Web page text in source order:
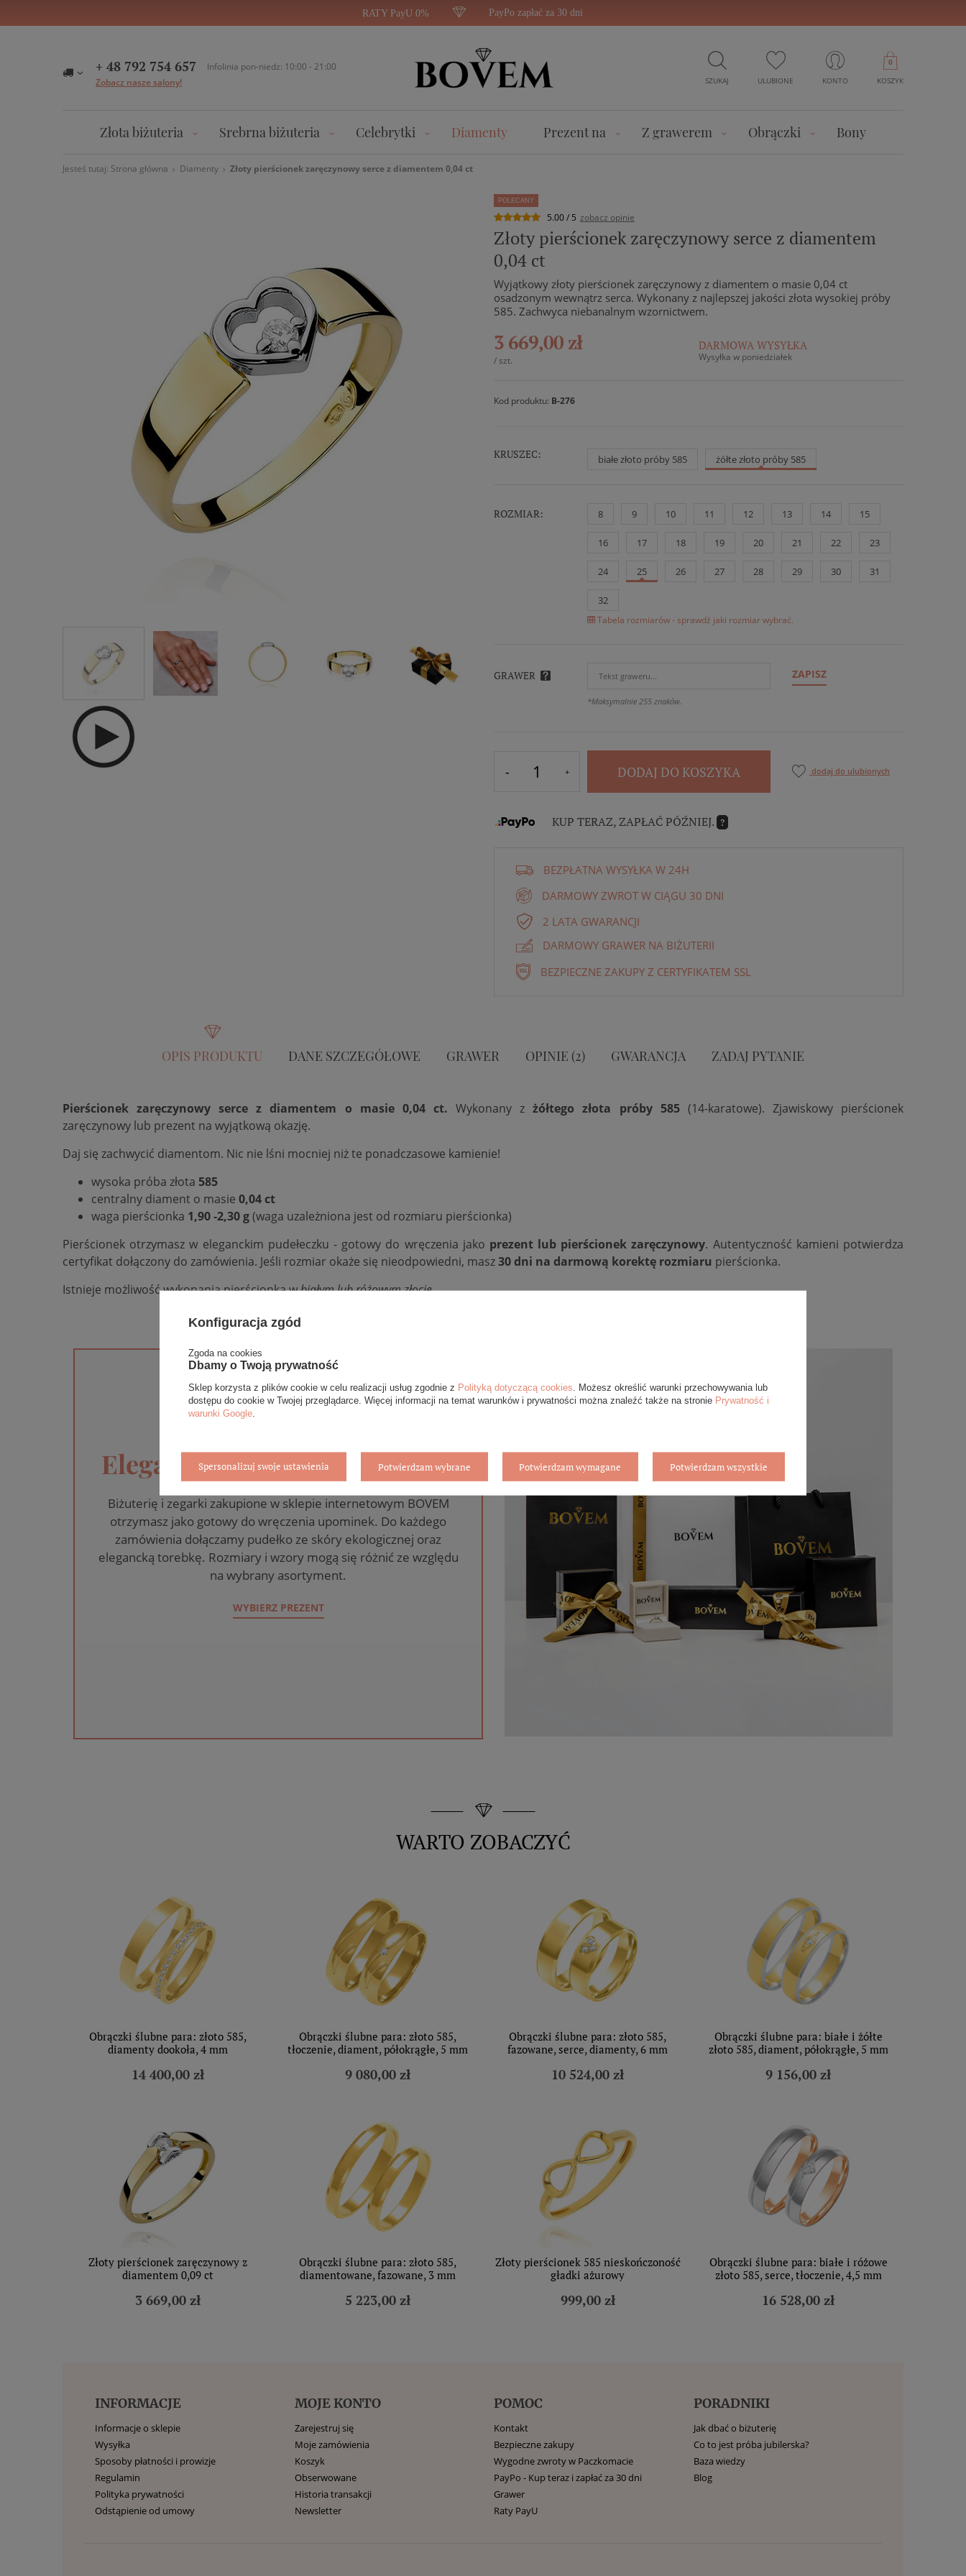
RATY PayU 0% PayPo zapłać za 30 dni
+ 48 792 754 657
Infolinia pon-niedz: 10:00 - 21:00
Zobacz nasze salony!
SZUKAJ ULUBIONE KONTO KOSZYK
0
Złota biżuteria Srebrna biżuteria Celebrytki Diamenty Prezent na Z grawerem Obrączki Bony
Jesteś tutaj: Strona główna Diamenty Złoty pierścionek zaręczynowy serce z diamentem 0,04 ct
POLECANY
5.00 / 5 zobacz opinie
Złoty pierścionek zaręczynowy serce z diamentem
0,04 ct
Wyjątkowy złoty pierścionek zaręczynowy z diamentem o masie 0,04 ct
osadzonym wewnątrz serca. Wykonany z najlepszej jakości złota wysokiej próby
585. Zachwyca niebanalnym wzornictwem.
3 669,00 zł
/ szt.
DARMOWA WYSYŁKA
Wysyłka w poniedziałek
Kod produktu: B-276
KRUSZEC: białe złoto próby 585 żółte złoto próby 585
ROZMIAR: 8 9 10 11 12 13 14 15
16 17 18 19 20 21 22 23
24 25 26 27 28 29 30 31
32
Tabela rozmiarów - sprawdź jaki rozmiar wybrać.
GRAWER ZAPISZ
*Maksymalnie 255 znaków.
DODAJ DO KOSZYKA dodaj do ulubionych
KUP TERAZ, ZAPŁAĆ PÓŹNIEJ. ?
BEZPŁATNA WYSYŁKA W 24H
DARMOWY ZWROT W CIĄGU 30 DNI
2 LATA GWARANCJI
DARMOWY GRAWER NA BIŻUTERII
BEZPIECZNE ZAKUPY Z CERTYFIKATEM SSL
OPIS PRODUKTU DANE SZCZEGÓŁOWE GRAWER OPINIE (2) GWARANCJA ZADAJ PYTANIE
Pierścionek zaręczynowy serce z diamentem o masie 0,04 ct. Wykonany z żółtego złota próby 585 (14-karatowe). Zjawiskowy pierścionek
zaręczynowy lub prezent na wyjątkową okazję.
Daj się zachwycić diamentom. Nic nie lśni mocniej niż te ponadczasowe kamienie!
wysoka próba złota 585
centralny diament o masie 0,04 ct
waga pierścionka 1,90 -2,30 g(waga uzależniona jest od rozmiaru pierścionka)
Pierścionek otrzymasz w eleganckim pudełeczku - gotowy do wręczenia jako prezent lub pierścionek zaręczynowy. Autentyczność kamieni potwierdza
certyfikat dołączony do zamówienia. Jeśli rozmiar okaże się nieodpowiedni, masz30 dni na darmową korektę rozmiaru pierścionka.
Istnieje możliwość wykonania pierścionka wbiałym lub różowym złocie.
Eleganckie opakowanie gratis
Biżuterię i zegarki zakupione w sklepie internetowym BOVEM
otrzymasz jako gotowy do wręczenia upominek. Do każdego
zamówienia dołączamy pudełko ze skóry ekologicznej oraz
elegancką torebkę. Rozmiary i wzory mogą się różnić ze względu
na wybrany asortyment.
WYBIERZ PREZENT
WARTO ZOBACZYĆ
Obrączki ślubne para: złoto 585,
diamenty dookoła, 4 mm
14 400,00 zł
Obrączki ślubne para: złoto 585,
tłoczenie, diament, półokrągłe, 5 mm
9 080,00 zł
Obrączki ślubne para: złoto 585,
fazowane, serce, diamenty, 6 mm
10 524,00 zł
Obrączki ślubne para: białe i żółte
złoto 585, diament, półokrągłe, 5 mm
9 156,00 zł
Złoty pierścionek zaręczynowy z
diamentem 0,09 ct
3 669,00 zł
Obrączki ślubne para: złoto 585,
diamentowane, fazowane, 3 mm
5 223,00 zł
Złoty pierścionek 585 nieskończoność
gładki ażurowy
999,00 zł
Obrączki ślubne para: białe i różowe
złoto 585, serce, tłoczenie, 4,5 mm
16 528,00 zł
INFORMACJE
Informacje o sklepie
Wysyłka
Sposoby płatności i prowizje
Regulamin
Polityka prywatności
Odstąpienie od umowy
MOJE KONTO
Zarejestruj się
Moje zamówienia
Koszyk
Obserwowane
Historia transakcji
Newsletter
POMOC
Kontakt
Bezpieczne zakupy
Wygodne zwroty w Paczkomacie
PayPo - Kup teraz i zapłać za 30 dni
Grawer
Raty PayU
PORADNIKI
Jak dbać o biżuterię
Co to jest próba jubilerska?
Baza wiedzy
Blog
Konfiguracja zgód
Zgoda na cookies
Dbamy o Twoją prywatność
Sklep korzysta z plików cookie w celu realizacji usług zgodnie z Polityką dotyczącą cookies . Możesz określić warunki przechowywania lub
dostępu do cookie w Twojej przeglądarce. Więcej informacji na temat warunków i prywatności można znaleźć także na stronie Prywatność i
warunki Google
Spersonalizuj swoje ustawienia Potwierdzam wybrane Potwierdzam wymagane Potwierdzam wszystkie